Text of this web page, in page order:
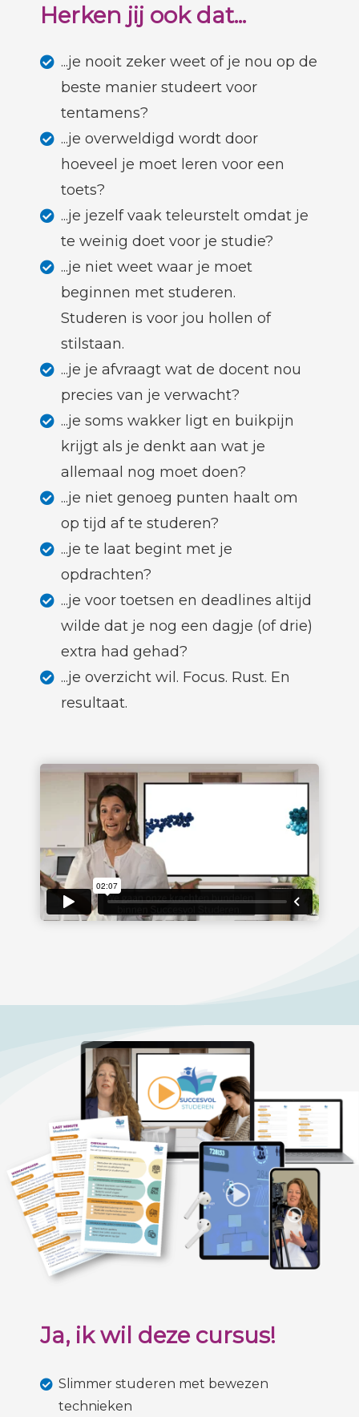
Herken jij ook dat...
...je nooit zeker weet of je nou op de
beste manier studeert voor
tentamens?
...je overweldigd wordt door
hoeveel je moet leren voor een
toets?
...je jezelf vaak teleurstelt omdat je
te weinig doet voor je studie?
...je niet weet waar je moet
beginnen met studeren.
Studeren is voor jou hollen of
stilstaan.
...je je afvraagt wat de docent nou
precies van je verwacht?
...je soms wakker ligt en buikpijn
krijgt als je denkt aan wat je
allemaal nog moet doen?
...je niet genoeg punten haalt om
op tijd af te studeren?
...je te laat begint met je
opdrachten?
...je voor toetsen en deadlines altijd
wilde dat je nog een dagje (of drie)
extra had gehad?
...je overzicht wil. Focus. Rust. En
resultaat.
Ja, ik wil deze cursus!
Slimmer studeren met bewezen
technieken